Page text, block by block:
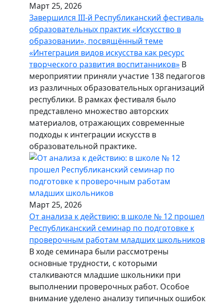
Март 25, 2026
Завершился III-й Республиканский фестиваль
образовательных практик «Искусство в
образовании», посвящённый теме
«Интеграция видов искусства как ресурс
творческого развития воспитанников» В
мероприятии приняли участие 138 педагогов
из различных образовательных организаций
республики. В рамках фестиваля было
представлено множество авторских
материалов, отражающих современные
подходы к интеграции искусств в
образовательной практике.
Март 25, 2026
От анализа к действию: в школе № 12 прошел
Республиканский семинар по подготовке к
проверочным работам младших школьников
В ходе семинара были рассмотрены
основные трудности, с которыми
сталкиваются младшие школьники при
выполнении проверочных работ. Особое
внимание уделено анализу типичных ошибок